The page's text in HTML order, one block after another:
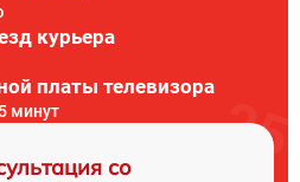
курьера
платы телевизора
минут
со